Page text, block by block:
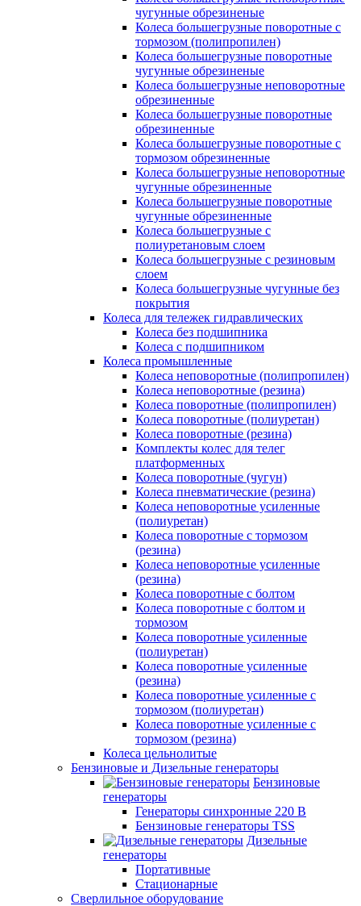
чугунные обрезиненые
Колеса большегрузные поворотные с
тормозом (полипропилен)
Колеса большегрузные поворотные
чугунные обрезиненые
Колеса большегрузные неповоротные
обрезиненные
Колеса большегрузные поворотные
обрезиненные
Колеса большегрузные поворотные с
тормозом обрезиненные
Колеса большегрузные неповоротные
чугунные обрезиненные
Колеса большегрузные поворотные
чугунные обрезиненные
Колеса большегрузные с
полиуретановым слоем
Колеса большегрузные с резиновым
слоем
Колеса большегрузные чугунные без
покрытия
Колеса для тележек гидравлических
Колеса без подшипника
Колеса с подшипником
Колеса промышленные
Колеса неповоротные (полипропилен)
Колеса неповоротные (резина)
Колеса поворотные (полипропилен)
Колеса поворотные (полиуретан)
Колеса поворотные (резина)
Комплекты колес для телег
платформенных
Колеса поворотные (чугун)
Колеса пневматические (резина)
Колеса неповоротные усиленные
(полиуретан)
Колеса поворотные c тормозом
(резина)
Колеса неповоротные усиленные
(резина)
Колеса поворотные с болтом
Колеса поворотные с болтом и
тормозом
Колеса поворотные усиленные
(полиуретан)
Колеса поворотные усиленные
(резина)
Колеса поворотные усиленные с
тормозом (полиуретан)
Колеса поворотные усиленные с
тормозом (резина)
Колеса цельнолитые
Бензиновые и Дизельные генераторы
Бензиновые
генераторы
Генераторы синхронные 220 В
Бензиновые генераторы TSS
Дизельные
генераторы
Портативные
Стационарные
Сверлильное оборудование